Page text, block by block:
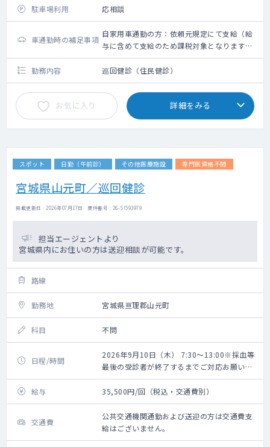
駐車場利用 応相談
車通勤時の補足事項
自家用車通勤の方：依頼元規定にて支給（給
与に含めて支給のため課税対象となります。
備考欄参照ください）
勤務内容
巡回健診（住民健診）
お気に入り 詳細をみる
スポット 日勤（午前診） その他医療施設 専門医資格不問
宮城県山元町／巡回健診
掲載更新日 : 2026年07月17日 案件番号 : 26-SI593979
担当エージェントより
宮城県内にお住いの方は送迎相談が可能です。
路線
勤務地 宮城県亘理郡山元町
科目 不問
日程/時間
2026年9月10日（木） 7:30～13:00※採血等
最後の受診者が終了するまでご対応お願いい
たします。
給与
35,500円/回（税込・交通費別）
交通費
公共交通機関通勤および送迎の方は交通費支
給はございません。